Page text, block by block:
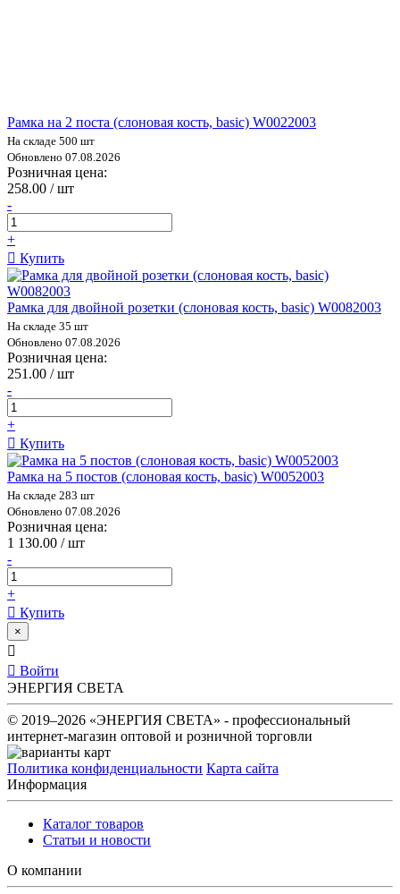
Рамка на 2 поста (слоновая кость, basic) W0022003
На складе 500 шт
Обновлено 07.08.2026
Розничная цена:
258.00 / шт
-
+
Купить
Рамка для двойной розетки (слоновая кость, basic) W0082003
На складе 35 шт
Обновлено 07.08.2026
Розничная цена:
251.00 / шт
-
+
Купить
Рамка на 5 постов (слоновая кость, basic) W0052003
На складе 283 шт
Обновлено 07.08.2026
Розничная цена:
1 130.00 / шт
-
+
Купить
×
Войти
ЭНЕРГИЯ СВЕТА
© 2019–2026 «ЭНЕРГИЯ СВЕТА» - профессиональный
интернет-магазин оптовой и розничной торговли
Политика конфиденциальности Карта сайта
Информация
Каталог товаров
Статьи и новости
О компании